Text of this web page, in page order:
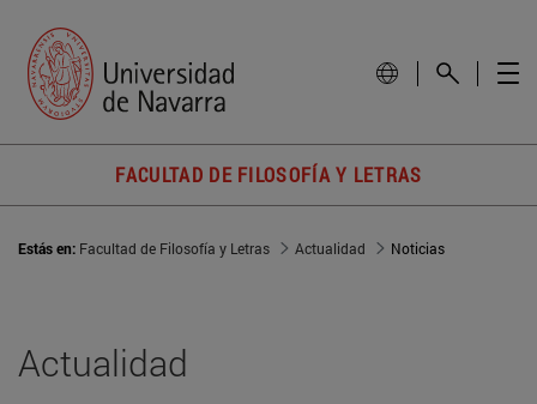
FACULTAD DE FILOSOFÍA Y LETRAS
Estás en: Facultad de Filosofía y Letras Actualidad Noticias
Actualidad